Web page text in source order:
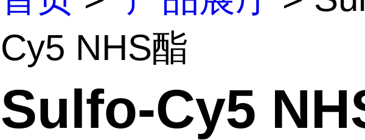
Cy5 NHS酯
Sulfo-Cy5